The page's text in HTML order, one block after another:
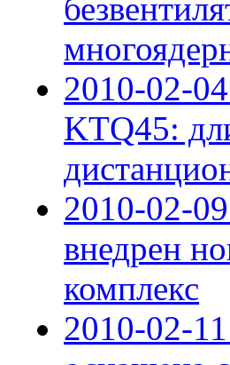
2010-02-
KTQ45:
2010-02-
внедрен
комплекс
2010-02-